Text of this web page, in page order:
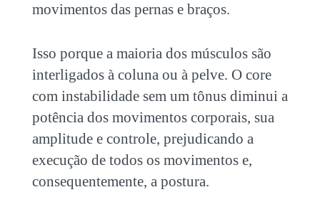
movimentos das pernas e braços.
Isso porque a maioria dos músculos são
interligados à coluna ou à pelve. O core
com instabilidade sem um tônus diminui a
potência dos movimentos corporais, sua
amplitude e controle, prejudicando a
execução de todos os movimentos e,
consequentemente, a postura.